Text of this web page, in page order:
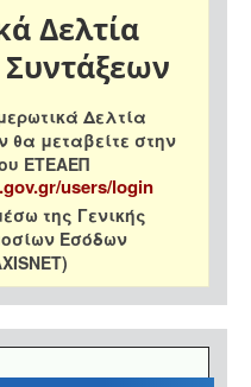
Δελτία
Δελτία
θα μεταβείτε στην
ΕΤΕΑΕΠ
users/login
της Γενικής
Εσόδων